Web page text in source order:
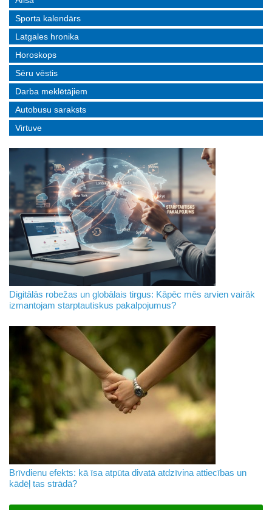
Sporta kalendārs
Latgales hronika
Horoskops
Sēru vēstis
Darba meklētājiem
Autobusu saraksts
Virtuve
Digitālās robežas un globālais tirgus: Kāpēc mēs arvien vairāk
izmantojam starptautiskus pakalpojumus?
Brīvdienu efekts: kā īsa atpūta divatā atdzīvina attiecības un
kādēļ tas strādā?